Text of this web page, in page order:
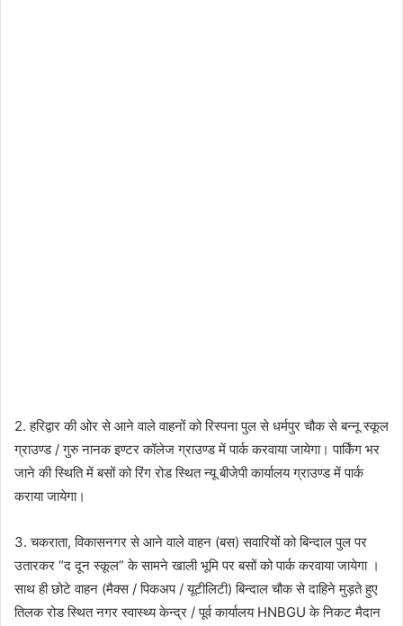
2. हरिद्वार की ओर से आने वाले वाहनों को रिस्पना पुल से धर्मपुर चौक से बन्नू स्कूल
ग्राउण्ड / गुरु नानक इण्टर कॉलेज ग्राउण्ड में पार्क करवाया जायेगा। पार्किंग भर
जाने की स्थिति में बसों को रिंग रोड स्थित न्यू बीजेपी कार्यालय ग्राउण्ड में पार्क
कराया जायेगा।
3. चकराता, विकासनगर से आने वाले वाहन (बस) सवारियों को बिन्दाल पुल पर
उतारकर “द दून स्कूल” के सामने खाली भूमि पर बसों को पार्क करवाया जायेगा ।
साथ ही छोटे वाहन (मैक्स / पिकअप / यूटीलिटी) बिन्दाल चौक से दाहिने मुड़ते हुए
तिलक रोड स्थित नगर स्वास्थ्य केन्द्र / पूर्व कार्यालय HNBGU के निकट मैदान